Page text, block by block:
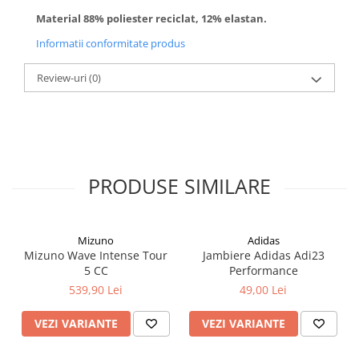
Material 88% poliester reciclat, 12% elastan.
Informatii conformitate produs
Review-uri(0)
PRODUSE SIMILARE
Mizuno
Mizuno Wave Intense Tour
5 CC
539,90 Lei
VEZI VARIANTE
Adidas
Jambiere Adidas Adi23
Performance
49,00 Lei
VEZI VARIANTE